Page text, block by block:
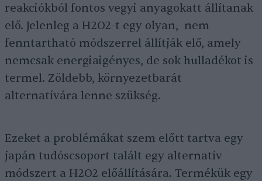
reakciókból fontos vegyi anyagokatt állítanak
elő. Jelenleg a H2O2-t egy olyan, nem
fenntartható módszerrel állítják elő, amely
nemcsak energiaigényes, de sok hulladékot is
termel. Zöldebb, környezetbarát
alternatívára lenne szükség.
Ezeket a problémákat szem előtt tartva egy
japán tudóscsoport talált egy alternatív
módszert a H2O2 előállítására. Termékük egy